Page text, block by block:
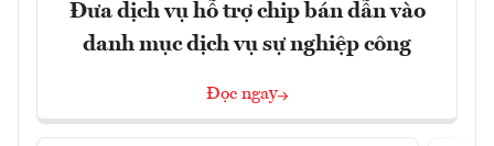
Đưa dịch vụ hỗ trợ chip bán dẫn vào
danh mục dịch vụ sự nghiệp công
Đọc ngay